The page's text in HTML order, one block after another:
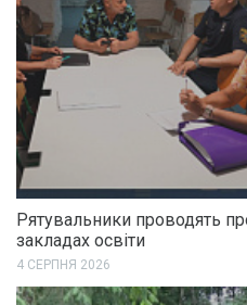
Рятувальники проводять
закладах освіти
4 СЕРПНЯ 2026